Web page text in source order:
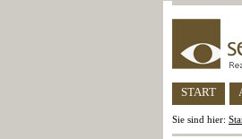
START
Sie sind hier: